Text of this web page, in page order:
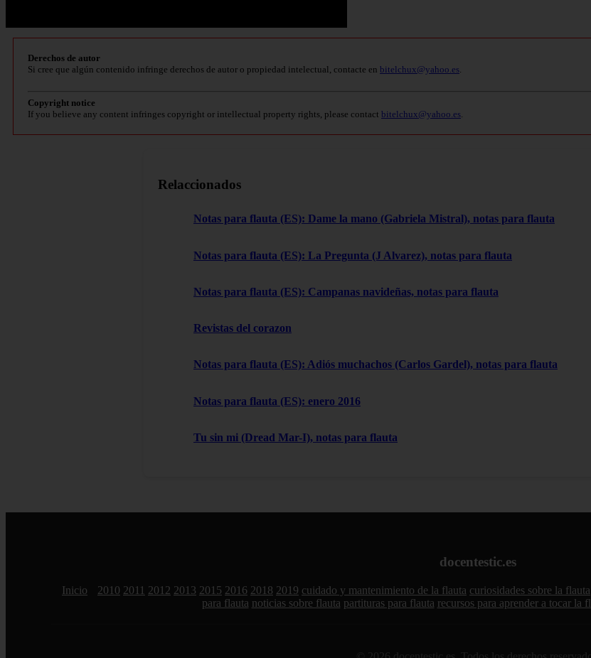
Derechos de autor
Si cree que algún contenido infringe derechos de autor o propiedad intelectual, contacte en bitelchux@yahoo.es
Copyright notice
If you believe any content infringes copyright or intellectual property rights, please contact bitelchux@yahoo.es
Relaccionados
Notas para flauta (ES): Dame la mano (Gabriela Mistral), notas para flauta
Notas para flauta (ES): La Pregunta (J Alvarez), notas para flauta
Notas para flauta (ES): Campanas navideñas, notas para flauta
Revistas del corazon
Notas para flauta (ES): Adiós muchachos (Carlos Gardel), notas para flauta
Notas para flauta (ES): enero 2016
Tu sin mi (Dread Mar-I), notas para flauta
docentestic.es
Inicio 2010 2011 2012 2013 2015 2016 2018 2019 cuidado y mantenimiento de la flauta curiosidades sobre la flauta
para flauta noticias sobre flauta partituras para flauta recursos para aprender a tocar la